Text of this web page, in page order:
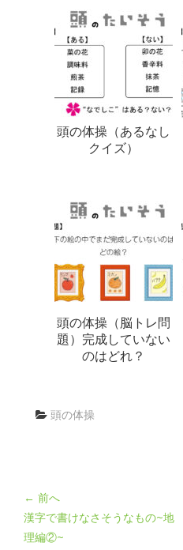
頭の体操（あるなし
クイズ）
頭の体操（脳トレ問
題）完成していない
のはどれ？
頭の体操
← 前へ
漢字で書けなさそうなもの~地
理編②~